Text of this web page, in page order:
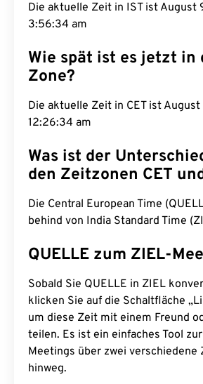
Die aktuelle Zeit in IST ist August
3:56:35 am
Wie spät ist es jetzt in
Zone?
Die aktuelle Zeit in CET ist
12:26:35 am
Was ist der
den Zeitzonen CET
Die Central European Time
behind von India Standard Time
QUELLE zum ZIEL-
Sobald Sie QUELLE in ZIEL
klicken Sie auf die Schaltfläche
um diese Zeit mit einem Freund
teilen. Es ist ein einfaches Tool
Meetings über zwei verschiedene
hinweg.